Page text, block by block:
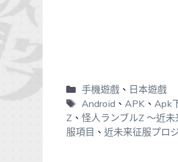
手機遊戲、 日本遊戲
Android 、 APK、 Apk
Z 、 怪人ランブルZ ～近
服項目 、 近未来征服プロ